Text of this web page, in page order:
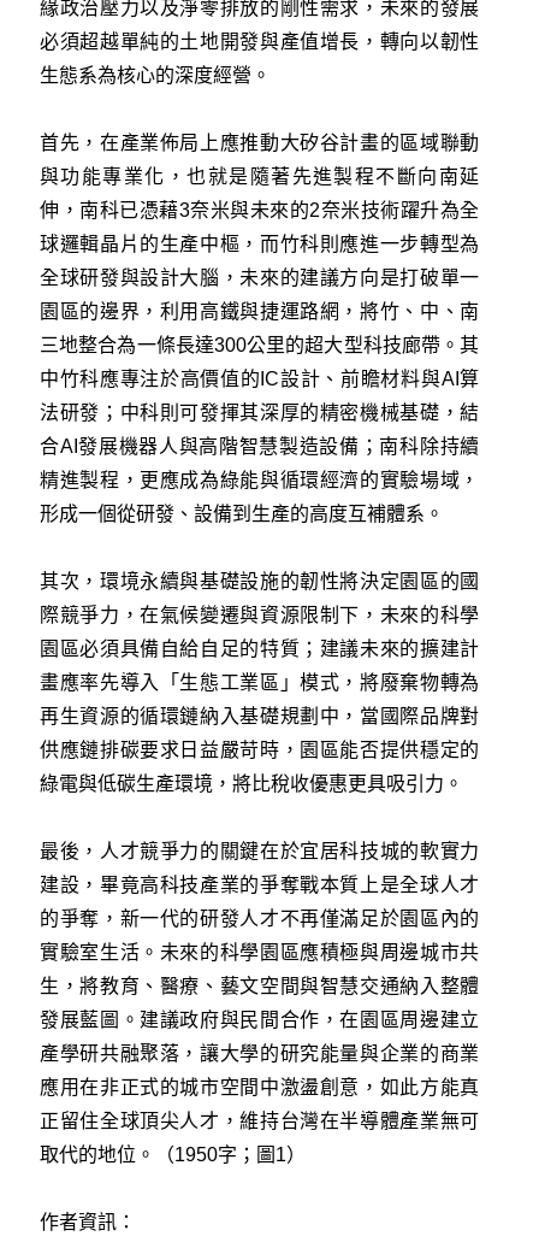
緣政治壓力以及淨零排放的剛性需求，未來的發展
必須超越單純的土地開發與產值增長，轉向以韌性
生態系為核心的深度經營。
首先，在產業佈局上應推動大矽谷計畫的區域聯動
與功能專業化，也就是隨著先進製程不斷向南延
伸，南科已憑藉3奈米與未來的2奈米技術躍升為全
球邏輯晶片的生產中樞，而竹科則應進一步轉型為
全球研發與設計大腦，未來的建議方向是打破單一
園區的邊界，利用高鐵與捷運路網，將竹、中、南
三地整合為一條長達300公里的超大型科技廊帶。其
中竹科應專注於高價值的IC設計、前瞻材料與AI算
法研發；中科則可發揮其深厚的精密機械基礎，結
合AI發展機器人與高階智慧製造設備；南科除持續
精進製程，更應成為綠能與循環經濟的實驗場域，
形成一個從研發、設備到生產的高度互補體系。
其次，環境永續與基礎設施的韌性將決定園區的國
際競爭力，在氣候變遷與資源限制下，未來的科學
園區必須具備自給自足的特質；建議未來的擴建計
畫應率先導入「生態工業區」模式，將廢棄物轉為
再生資源的循環鏈納入基礎規劃中，當國際品牌對
供應鏈排碳要求日益嚴苛時，園區能否提供穩定的
綠電與低碳生產環境，將比稅收優惠更具吸引力。
最後，人才競爭力的關鍵在於宜居科技城的軟實力
建設，畢竟高科技產業的爭奪戰本質上是全球人才
的爭奪，新一代的研發人才不再僅滿足於園區內的
實驗室生活。未來的科學園區應積極與周邊城市共
生，將教育、醫療、藝文空間與智慧交通納入整體
發展藍圖。建議政府與民間合作，在園區周邊建立
產學研共融聚落，讓大學的研究能量與企業的商業
應用在非正式的城市空間中激盪創意，如此方能真
正留住全球頂尖人才，維持台灣在半導體產業無可
取代的地位。（1950字；圖1）
作者資訊：